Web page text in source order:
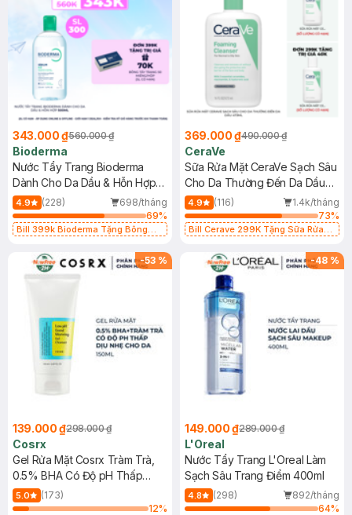
343.000 ₫560.000 ₫
Bioderma
Nước Tẩy Trang Bioderma
Dành Cho Da Dầu & Hỗn Hợp
500ml
4.9 (228)
698/tháng
69%
Bill 399k Bioderma Tặng Bông
369.000 ₫490.000 ₫
CeraVe
Sữa Rửa Mặt CeraVe Sạch Sâu
Cho Da Thường Đến Da Dầu
473ml
4.9 (116)
1.4k/tháng
73%
Bill Cerave 299K Tặng Sữa Rửa
-53 %
139.000 ₫298.000 ₫
Cosrx
Gel Rửa Mặt Cosrx Tràm Trà,
0.5% BHA Có Độ pH Thấp
150ml
5.0
(173)
12%
-48 %
149.000 ₫289.000 ₫
L'Oreal
Nước Tẩy Trang L'Oreal Làm
Sạch Sâu Trang Điểm 400ml
4.8 (298)
892/tháng
64%